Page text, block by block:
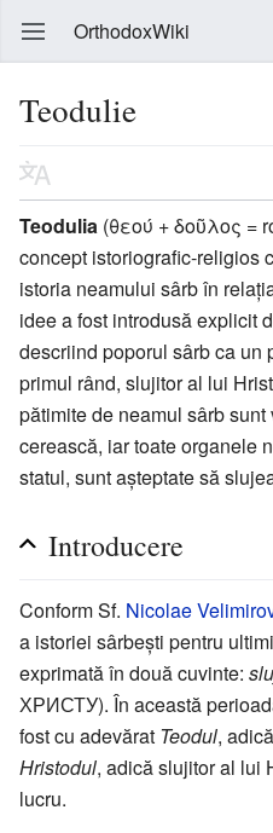
OrthodoxWiki
Teodulie
Teodulia (θεού + δοῦλος =
concept istoriografic-religios
istoria neamului sârb în
idee a fost introdusă explicit
descriind poporul sârb ca un
primul rând, slujitor al lui
pătimite de neamul sârb
cerească, iar toate organele
statul, sunt așteptate să
Introducere
Conform Sf. Nicolae
a istoriei sârbești pentru
exprimată în două cuvinte:
ХРИСТУ). În această
fost cu adevărat Teodul,
Hristodul, adică slujitor al lui
lucru.